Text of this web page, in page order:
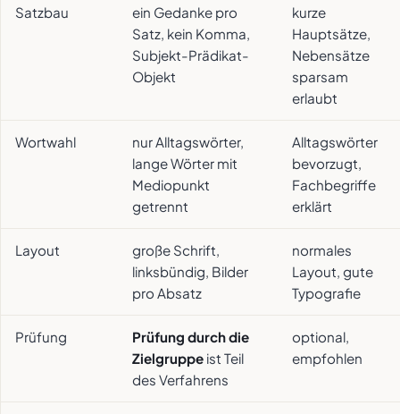
Satzbau
ein Gedanke pro
Satz, kein Komma,
Subjekt-Prädikat-
Objekt
kurze
Hauptsätze,
Nebensätze
sparsam
erlaubt
Wortwahl
nur Alltagswörter,
lange Wörter mit
Mediopunkt
getrennt
Alltagswörter
bevorzugt,
Fachbegriffe
erklärt
Layout
große Schrift,
linksbündig, Bilder
pro Absatz
normales
Layout, gute
Typografie
Prüfung
Prüfung durch die
Zielgruppe ist Teil
des Verfahrens
optional,
empfohlen